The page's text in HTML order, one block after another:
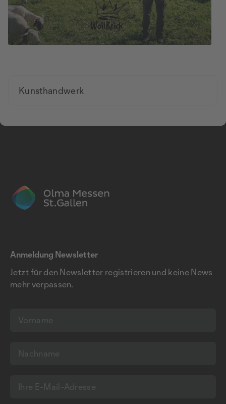
Kunsthandwerk
Anmeldung Newsletter
Jetzt für den Newsletter registrieren und keine News
mehr verpassen.